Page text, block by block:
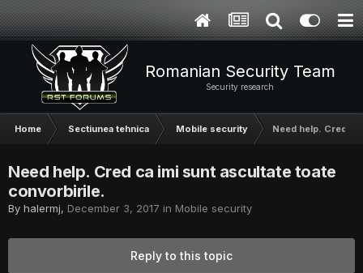
Romanian Security Team
Security research
Home Sectiunea tehnica Mobile security Need help. Cred
Need help. Cred ca imi sunt ascultate toate
convorbirile.
By halermj, December 3, 2017 in Mobile security
Reply to this topic